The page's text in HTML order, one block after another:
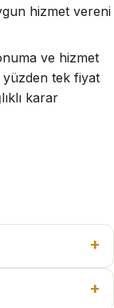
hizmet vereni
ve hizmet
yüzden tek fiyat
karar